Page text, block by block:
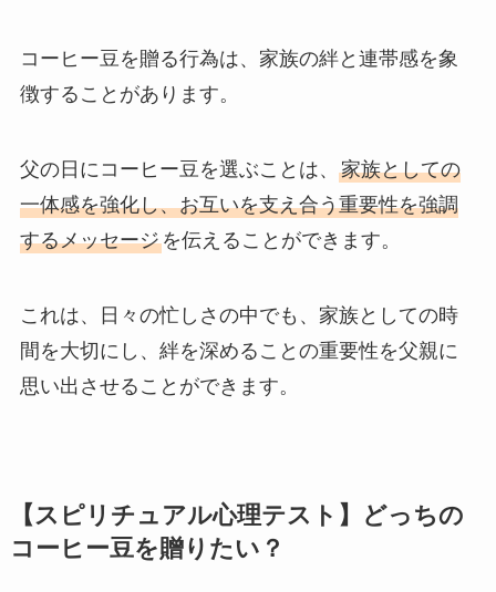
コーヒー豆を贈る行為は、家族の絆と連帯感を象
徴することがあります。
父の日にコーヒー豆を選ぶことは、 家族としての
一体感を強化し、お互いを支え合う重要性を強調
するメッセージを伝えることができます。
これは、日々の忙しさの中でも、家族としての時
間を大切にし、絆を深めることの重要性を父親に
思い出させることができます。
【スピリチュアル心理テスト】どっちの
コーヒー豆を贈りたい？